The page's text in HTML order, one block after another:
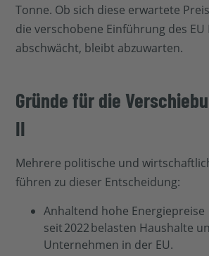
Tonne. Ob sich diese erwartete
die verschobene Einführung des EU
abschwächt, bleibt abzuwarten.
Gründe für die
II
Mehrere politische und
führen zu dieser Entscheidung:
Anhaltend hohe Energiepreise
seit 2022 belasten Haushalte
Unternehmen in der EU.